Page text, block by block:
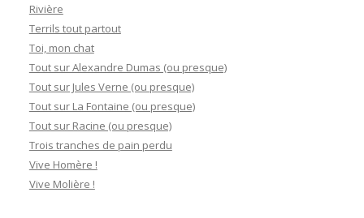
Rivière
Terrils tout partout
Toi, mon chat
Tout sur Alexandre Dumas (ou presque)
Tout sur Jules Verne (ou presque)
Tout sur La Fontaine (ou presque)
Tout sur Racine (ou presque)
Trois tranches de pain perdu
Vive Homère !
Vive Molière !